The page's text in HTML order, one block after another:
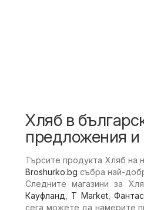
Хляб в
предложения
Търсите продукта Хляб на
Broshurko.bg събра най-
Следните магазини за
Кауфланд
T Market,
сега можете да намерите